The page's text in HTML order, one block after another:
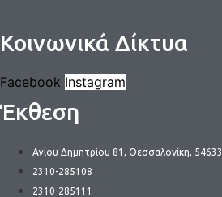
Κοινωνικά Δίκτυα
Facebook Instagram
Έκθεση
Αγίου Δημητρίου 81, Θεσσαλονίκη, 54633
2310-285108
2310-285111